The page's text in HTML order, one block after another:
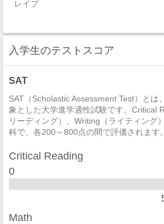
レイプ
非強制性犯罪
法定強姦
強盗
自動車盗難
放火
入学生のテストスコア
SAT
SAT（Scholastic Assessment Test）とは
象とした大学進学適性試験です。Critical
リーディング）、Writing（ライティング
科で、各200～800点の間で評価されます。
Critical Reading
0
Math